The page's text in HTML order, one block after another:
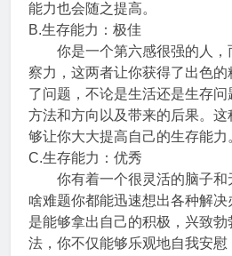
能力也会随之提高。
B.生存能力：极佳
你是一个第六感很强的人，
察力，这两者让你获得了出色
了问题，不论是生活还是生存
方法和方向以及带来的后果。
够让你大大提高自己的生存能力
C.生存能力：优秀
你有着一个很灵活的脑子和
啥难题你都能迅速想出各种解
是能够拿出自己的积极，兴致
法，你不仅能够乐观地自我安